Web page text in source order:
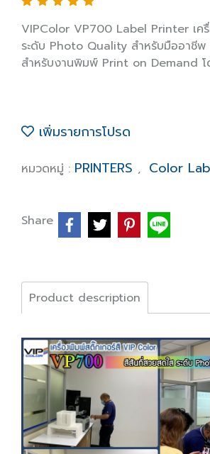
VIPColor VP700 Label Printer เ
ระดับ Photo Quality สำหรับมืออาชี
สำหรับงานพิมพ์ Print on Demand โ
เพิ่มรายการโปรด
หมวดหมู่ : PRINTERS , Color
Share
Product description